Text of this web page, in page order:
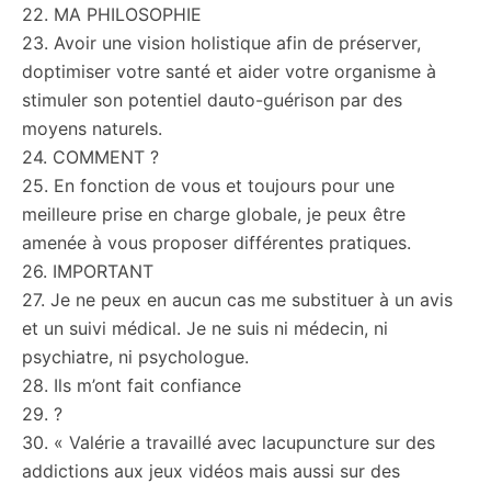
22. MA PHILOSOPHIE
23. Avoir une vision holistique afin de préserver,
doptimiser votre santé et aider votre organisme à
stimuler son potentiel dauto-guérison par des
moyens naturels.
24. COMMENT ?
25. En fonction de vous et toujours pour une
meilleure prise en charge globale, je peux être
amenée à vous proposer différentes pratiques.
26. IMPORTANT
27. Je ne peux en aucun cas me substituer à un avis
et un suivi médical. Je ne suis ni médecin, ni
psychiatre, ni psychologue.
28. Ils m’ont fait confiance
29. ?
30. « Valérie a travaillé avec lacupuncture sur des
addictions aux jeux vidéos mais aussi sur des